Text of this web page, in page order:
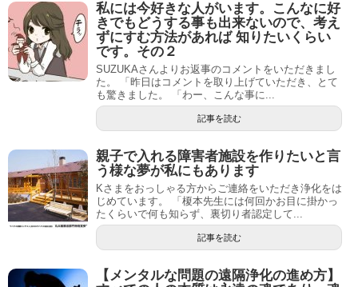
私には今好きな人がいます。こんなに好
きでもどうする事も出来ないので、考え
ずにすむ方法があれば 知りたいくらい
です。その２
SUZUKAさんよりお返事のコメントをいただきまし
た。 「昨日はコメントを取り上げていただき、とて
も驚きました。 「わー、こんな事に...
記事を読む
親子で入れる障害者施設を作りたいと言
う様な夢が私にもあります
Kさまをおっしゃる方からご連絡をいただき浄化をは
じめています。 「榎本先生には何回かお目に掛かっ
たくらいで何も知らず、裏切り者認定して...
記事を読む
【メンタルな問題の遠隔浄化の進め方】